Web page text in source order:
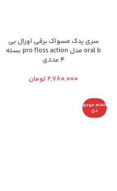
سری یدک مسواک برقی اورال بی
oral b مدل pro floss action بسته
4 عددی
تومان
اتمام موجو
دی